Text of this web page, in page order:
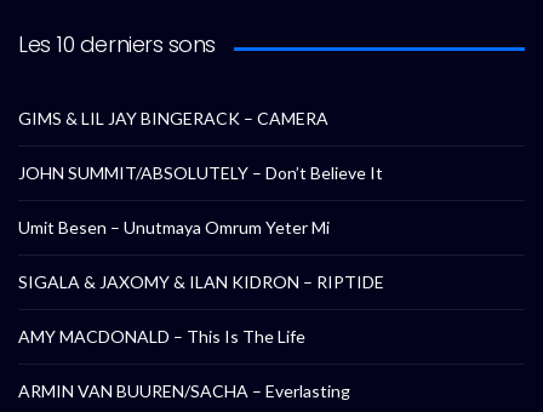
Les 10 derniers sons
GIMS & LIL JAY BINGERACK – CAMERA
JOHN SUMMIT/ABSOLUTELY – Don’t Believe It
Umit Besen – Unutmaya Omrum Yeter Mi
SIGALA & JAXOMY & ILAN KIDRON – RIPTIDE
AMY MACDONALD – This Is The Life
ARMIN VAN BUUREN/SACHA – Everlasting